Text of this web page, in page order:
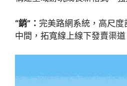
“銷”： 完美路網系統，高尺
中間，拓寬線上線下發賣渠道